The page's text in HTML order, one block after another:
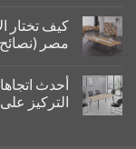
كيف تختار
مصر
التركيز